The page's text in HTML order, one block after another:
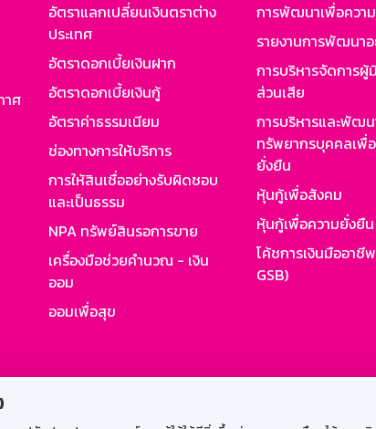
าศ
อัตราแลกเปลี่ยนเงินตราต่าง
ประเทศ
อัตราดอกเบี้ยเงินฝาก
อัตราดอกเบี้ยเงินกู้
อัตราค่าธรรมเนียม
ช่องทางการให้บริการ
การให้สินเชื่ออย่างรับผิดชอบ
และเป็นธรรม
NPA ทรัพย์สินรอการขาย
เครื่องมือช่วยคำนวณ - เงิน
ออม
ออมเพื่อสุข
การพัฒนาเพื่อควา
รายงานการพัฒนา
การบริหารจัดการผู้
ส่วนเสีย
การบริหารและพัฒน
ทรัพยากรบุคคลเพื่
ยั่งยืน
หุ้นกู้เพื่อสังคม
หุ้นกู้เพื่อความยั่งยืน
โค้ชการเงินมืออาชี
GSB)